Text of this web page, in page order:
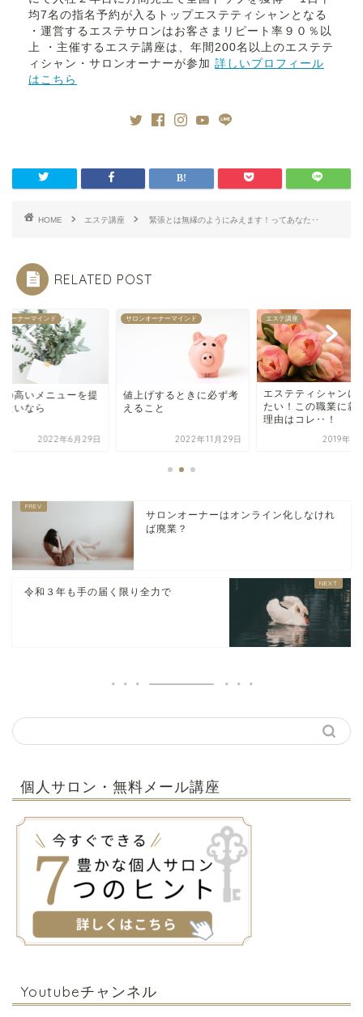
均7名の指名予約が入るトップエステティシャンとなる
・運営するエステサロンはお客さまリピート率９０％以
上 ・主催するエステ講座は、年間200名以上のエステテ
ィシャン・サロンオーナーが参加 詳しいプロフィール
はこちら
HOME エステ講座 緊張とは無縁のようにみえます！ってあなた‥
RELATED POST
オーナーマインド
の高いメニューを提
たいなら
2022年6月29日
サロンオーナーマインド
値上げするときに必ず考
えること
2022年11月29日
エステ講座
エステティシャンに
たい！この職業に就
理由はコレ‥！
2019年8
サロンオーナーはオンライン化しなけれ
ば廃業？
令和３年も手の届く限り全力で
個人サロン・無料メール講座
Youtubeチャンネル